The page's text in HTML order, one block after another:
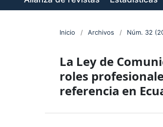
Inicio / Archivos / Núm. 32
La Ley de
roles
referencia en